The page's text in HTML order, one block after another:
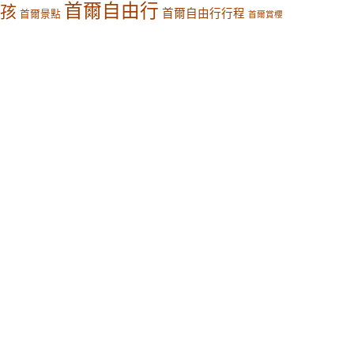
孩 首爾景點 首爾自由行 首爾自由行行程 首爾賞櫻